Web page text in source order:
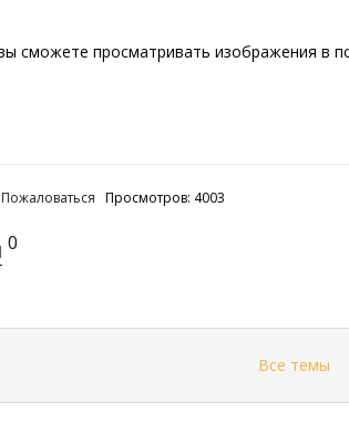
сможете просматривать изображения в
Пожаловаться Просмотров: 4003
0
Все темы